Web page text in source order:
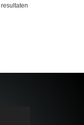
resultaten